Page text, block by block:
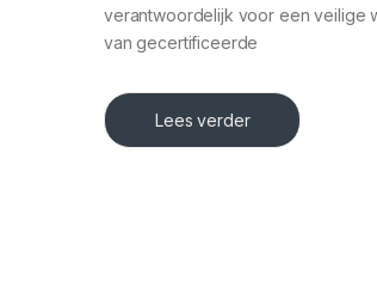
verantwoordelijk voor een veilige
van gecertificeerde
Lees verder